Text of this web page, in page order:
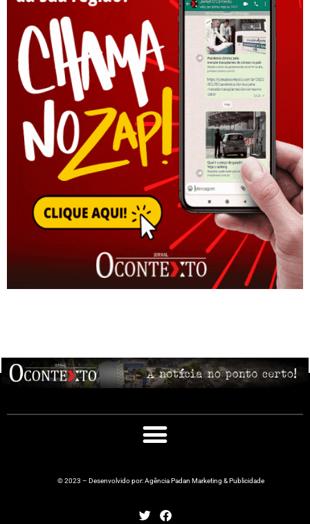
© 2023 – Desenvolvido por: Agência Padan Marketing & Publicidade